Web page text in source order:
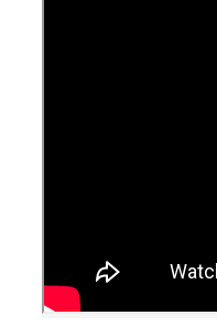
Facebook X